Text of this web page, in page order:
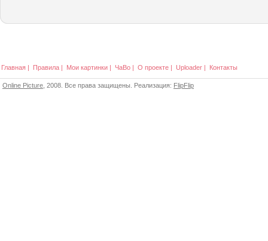
Главная | Правила | Мои картинки | ЧаВо | О проекте | Uploader | Контакты
Online Picture , 2008. Все права защищены. Реализация: FlipFlip